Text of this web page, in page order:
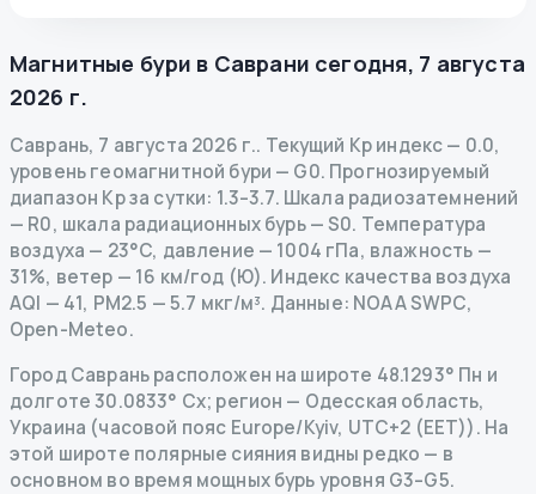
Магнитные бури в Саврани сегодня, 7 августа
2026 г.
Саврань, 7 августа 2026 г.. Текущий Kp индекс— 0.0,
уровень геомагнитной бури — G0. Прогнозируемый
диапазон Kp за сутки: 1.3–3.7. Шкала радиозатемнений
— R0, шкала радиационных бурь— S0. Температура
воздуха — 23°C, давление — 1004 гПа, влажность —
31%, ветер — 16 км/год (Ю). Индекс качества воздуха
AQI — 41, PM2.5 — 5.7 мкг/м³. Данные: NOAA SWPC,
Open-Meteo.
Город Саврань расположен на широте 48.1293° Пн и
долготе 30.0833° Сх; регион — Одесская область,
Украина (часовой пояс Europe/Kyiv, UTC+2 (EET)). На
этой широте полярные сияния видны редко — в
основном во время мощных бурь уровня G3–G5.